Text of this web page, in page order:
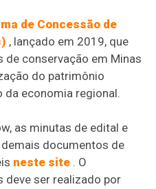
de Concessão de
, lançado em 2019, que
conservação em Minas
do patrimônio
economia regional.
as minutas de edital e
documentos de
neste site . O
deve ser realizado por